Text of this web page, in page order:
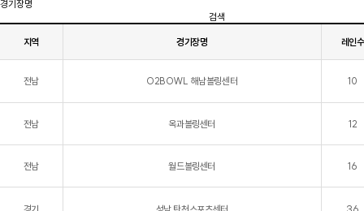
검색
지역 경기장명 레인수
전남 O2BOWL 해남볼링센터 10
전남 옥과볼링센터 12
전남 월드볼링센터 16